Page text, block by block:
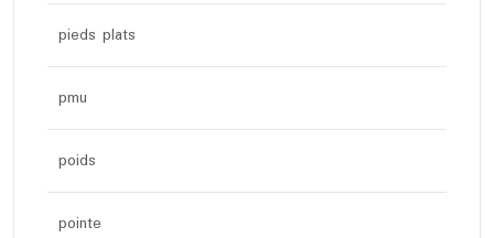
pieds plats
pmu
poids
pointe